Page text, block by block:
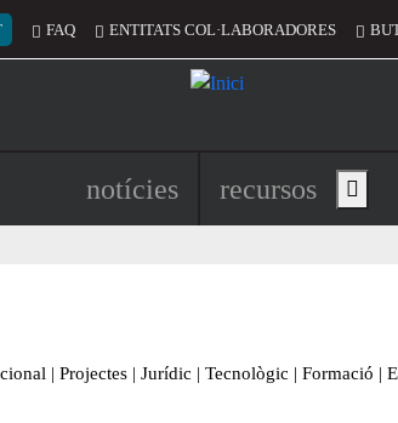
compte d'usuari
FAQ ENTITATS COL·LABORADORES
Navegació principal de
notícies recursos Show
| Projectes | Jurídic | Tecnològic | Formació |